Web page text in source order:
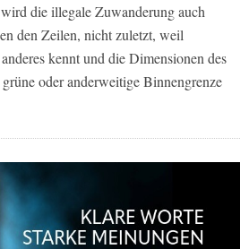
die illegale Zuwanderung auch
den Zeilen, nicht zuletzt, weil
kennt und die Dimensionen des
oder anderweitige Binnengrenze